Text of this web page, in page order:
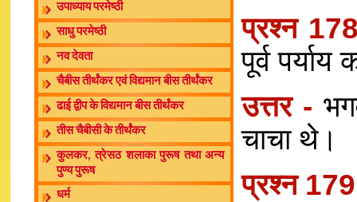
उपाध्याय परमेष्ठी
साधु परमेष्ठी
नव देवता
चैबीस तीर्थंकर एवं विद्यमान बीस तीर्थंकर
ढाई द्वीप के विद्यमान बीस तीर्थंकर
तीस चैबीसी के तीर्थंकर
कुलकर, त्रेसठ शलाका पुरूष तथा अन्य
पुण्य पुरूष
धर्म
प्रश्न
पूर्व
उत्तर -
चाचा थे।
प्रश्न